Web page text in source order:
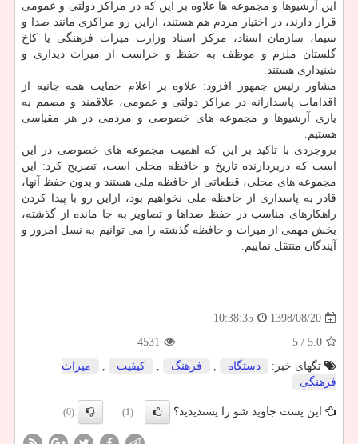
این آرشیوها و مجموعه ها علاوه بر این كه در مراكز دولتی و عمومی
قرار دارند، در اختیار مردم هم هستند، ازاین رو مراكزی مانند صدا و
سیما، سازمان اسناد، مركز اسناد وزارت میراث فرهنگی یا كاخ
گلستان ملزم و موظف به حفظ و حراست از میراث دیداری و
شنیداری هستند.
مشاور رئیس جمهور افزود: علاوه بر اعلام حمایت همه جانبه از
اقدامات پاسدارانه در مراكز دولتی و عمومی، علاقمند و مصمم به
یاری آرشیوها و مجموعه های خصوصی و مردمی در هر مقیاسی
هستیم.
بروجردی با تاكید بر این كه اهمیت مجموعه های خصوصی در این
است كه دربردارنده تاریخ و حافظه محلی است، تصریح كرد: این
مجموعه های محلی، قطعاتی از حافظه ملی هستند و بدون حفظ آنها،
قادر به پاسداری از حافظه ملی نخواهیم بود، ازاین رو با پیدا كردن
راهكارهای مناسب در حفظ صداها و تصاویر به جا مانده از گذشته،
بخش مهمی از میراث و حافظه گذشته را می توانیم به نسل امروز و
آیندگان منتقل نماییم.
1398/08/20
10:38:35
5.0
/ 5
4531
تگهای خبر:
دستگاه , فرهنگ , كیفیت ,
میراث
فرهنگی
این پست جاوید شو را پسندیدید؟ (1)
(0)